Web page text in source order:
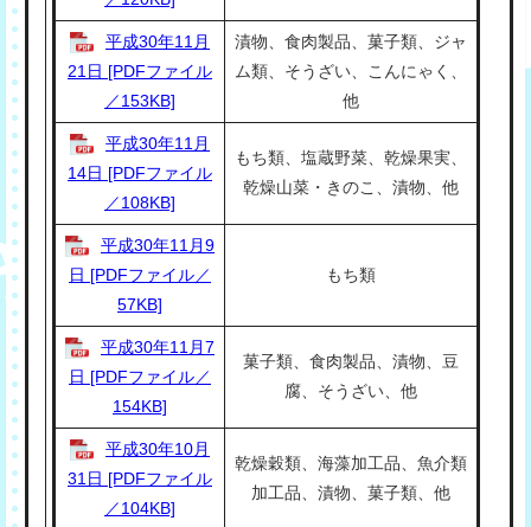
平成30年11月
21日 [PDFファイル
／153KB]
漬物、食肉製品、菓子類、ジャ
ム類、そうざい、こんにゃく、
他
平成30年11月
14日 [PDFファイル
／108KB]
もち類、塩蔵野菜、乾燥果実、
乾燥山菜・きのこ、漬物、他
平成30年11月9
日 [PDFファイル／
57KB]
もち類
平成30年11月7
日 [PDFファイル／
154KB]
菓子類、食肉製品、漬物、豆
腐、そうざい、他
平成30年10月
31日 [PDFファイル
／104KB]
乾燥穀類、海藻加工品、魚介類
加工品、漬物、菓子類、他